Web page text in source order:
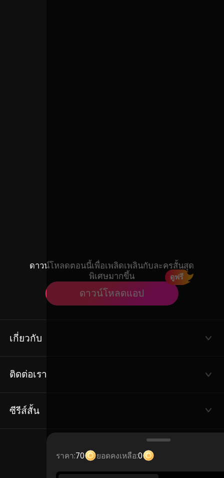
ราคา:70 ยอดคงเหลือ:0
ดาวน์โหลดตอนนี้เพื่อเพลิดเพลินกับละครสั้นสุด
พิเศษมากขึ้น
ดาวน์โหลดแอป
ดูฟรี
เกี่ยวกับ
ข้อกำหนดการใช้งาน
นโยบายความเป็นส่วนตัว
เกี่ยวกับเรา
ติดต่อเรา
Email: service@flextv.cc
ซีรีส์สั้น